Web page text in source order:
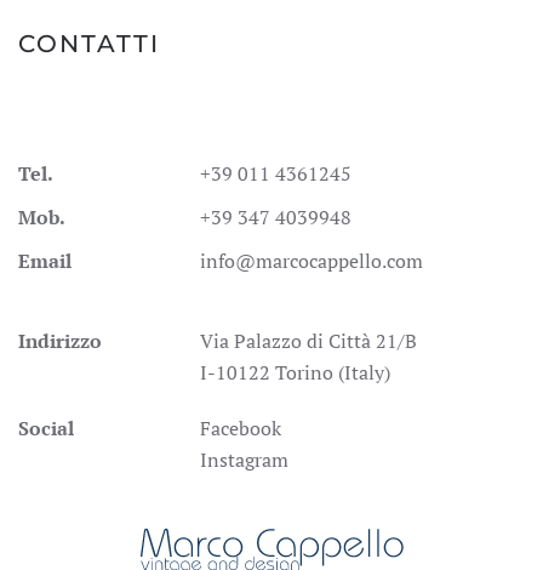
CONTATTI
Tel.
+39 011 4361245
Mob.
+39 347 4039948
Email
info@marcocappello.com
Indirizzo
Via Palazzo di Città 21/B
I-10122 Torino (Italy)
Social
Facebook
Instagram